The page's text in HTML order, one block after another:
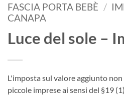
FASCIA PORTA BEBÈ /
CANAPA
Luce del sole –
L'imposta sul valore aggiunto
piccole imprese ai sensi del §19